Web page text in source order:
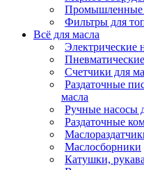
Промышленные
Фильтры для
Всё для масла
Электрические
Счетчики для
Раздаточные
масла
Ручные насосы
Раздаточные
Маслосборники
Катушки,